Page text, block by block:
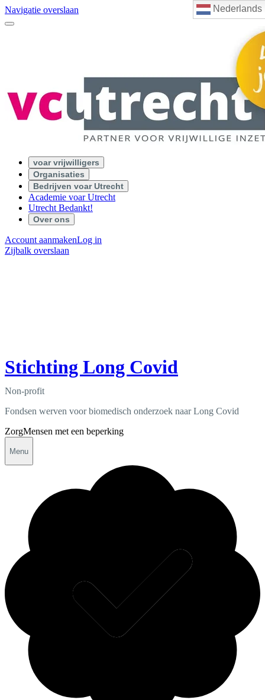
Nederlands
Navigatie overslaan
voar vrijwilligers
Organisaties
Bedrijven voar Utrecht
Academie voar Utrecht
Utrecht Bedankt!
Over ons
Account aanmakenLog in
Zijbalk overslaan
Stichting Long Covid
Non-profit
Fondsen werven voor biomedisch onderzoek naar Long Covid
ZorgMensen met een beperking
Menu